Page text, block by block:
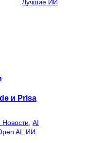
Лучшие ИИ
и Prisa
Новости AI
AI ИИ